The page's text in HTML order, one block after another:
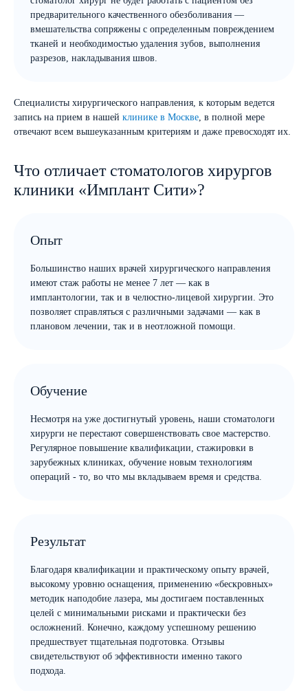
предварительного качественного обезболивания —
вмешательства сопряжены с определенным повреждением
тканей и необходимостью удаления зубов, выполнения
разрезов, накладывания швов.
Специалисты хирургического направления, к которым ведется
запись на прием в нашей клинике в Москве, в полной мере
отвечают всем вышеуказанным критериям и даже превосходят их.
Что отличает стоматологов хирургов
клиники «Имплант Сити»?
Опыт
Большинство наших врачей хирургического направления
имеют стаж работы не менее 7 лет — как в
имплантологии, так и в челюстно-лицевой хирургии. Это
позволяет справляться с различными задачами — как в
плановом лечении, так и в неотложной помощи.
Обучение
Несмотря на уже достигнутый уровень, наши стоматологи
хирурги не перестают совершенствовать свое мастерство.
Регулярное повышение квалификации, стажировки в
зарубежных клиниках, обучение новым технологиям
операций - то, во что мы вкладываем время и средства.
Результат
Благодаря квалификации и практическому опыту врачей,
высокому уровню оснащения, применению «бескровных»
методик наподобие лазера, мы достигаем поставленных
целей с минимальными рисками и практически без
осложнений. Конечно, каждому успешному решению
предшествует тщательная подготовка. Отзывы
свидетельствуют об эффективности именно такого
подхода.